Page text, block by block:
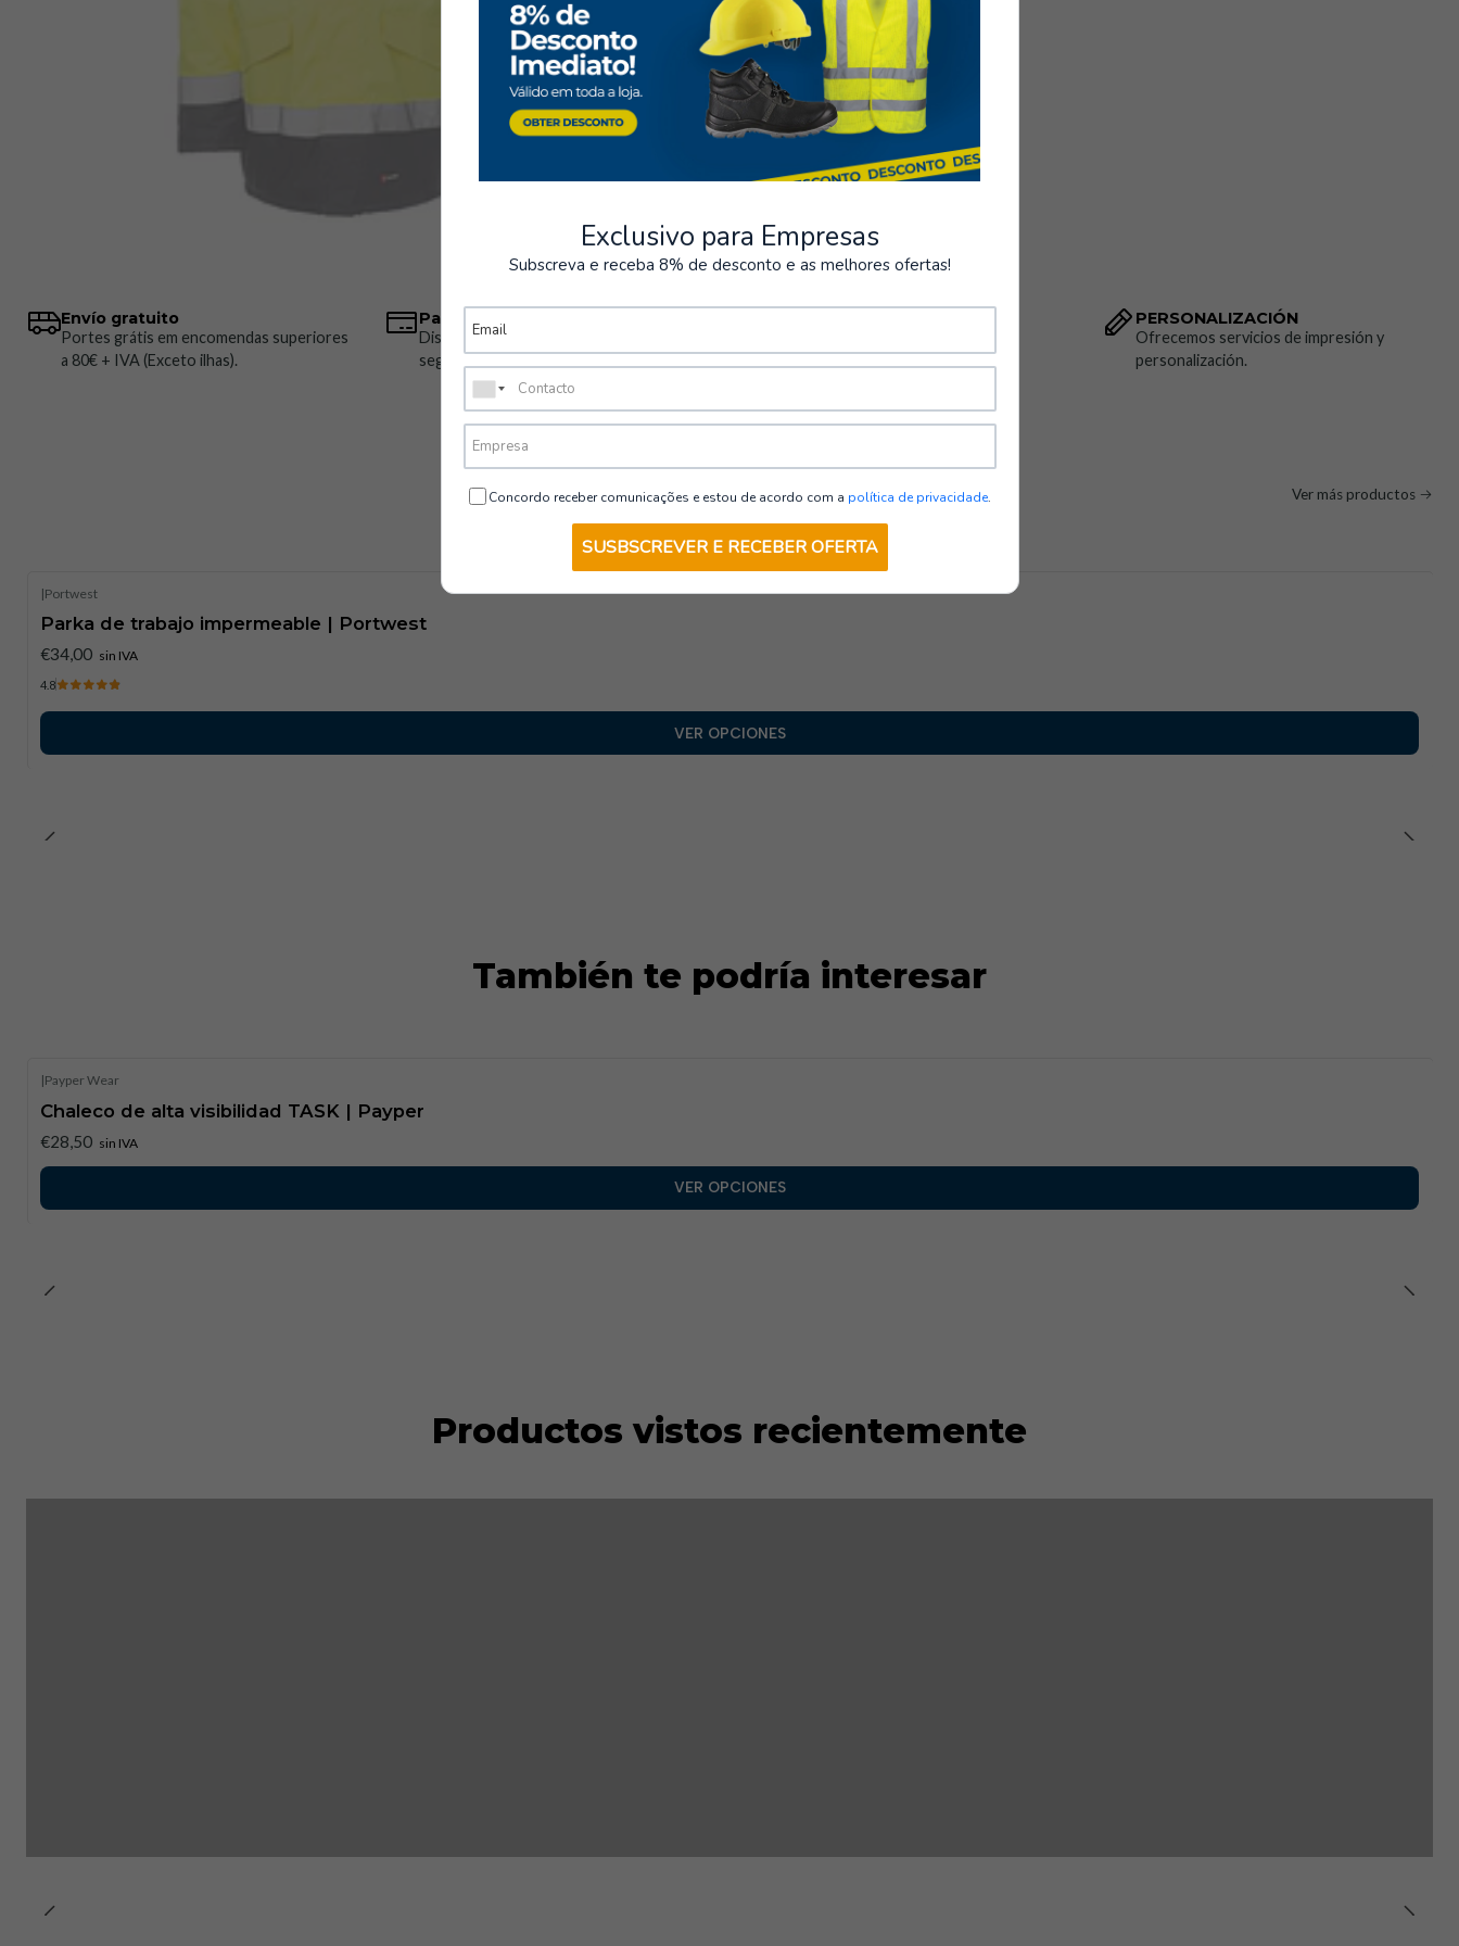
Envío gratuito
Portes grátis em encomendas superiores
a 80€ + IVA (Exceto ilhas).
Pagos seguros
Disponemos de varios métodos de pago
seguros.
PERSONALIZACIÓN
Ofrecemos servicios de impresión y
personalización.
Parkas AV Ver más productos
|Portwest
Parka de trabajo impermeable | Portwest
€34,00 sin IVA
4.8
VER OPCIONES
También te podría interesar
|Payper Wear
Chaleco de alta visibilidad TASK | Payper
€28,50 sin IVA
VER OPCIONES
Productos vistos recientemente
Exclusivo para Empresas
Subscreva e receba 8% de desconto e as melhores ofertas!
Concordo receber comunicações e estou de acordo com a política de privacidade.
SUSBSCREVER E RECEBER OFERTA